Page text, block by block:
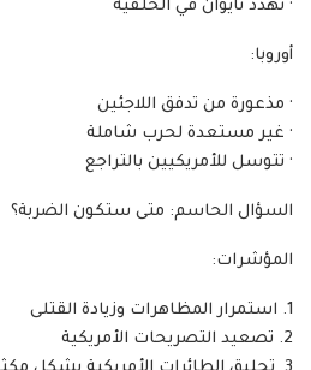
‏· تهدد تايوان في الخلفية
‏أوروبا:
‏· مذعورة من تدفق اللاجئين
‏· غير مستعدة لحرب شاملة
‏· تتوسل للأمريكيين بالتراجع
‏السؤال الحاسم: متى ستكون الضربة؟
‏المؤشرات: